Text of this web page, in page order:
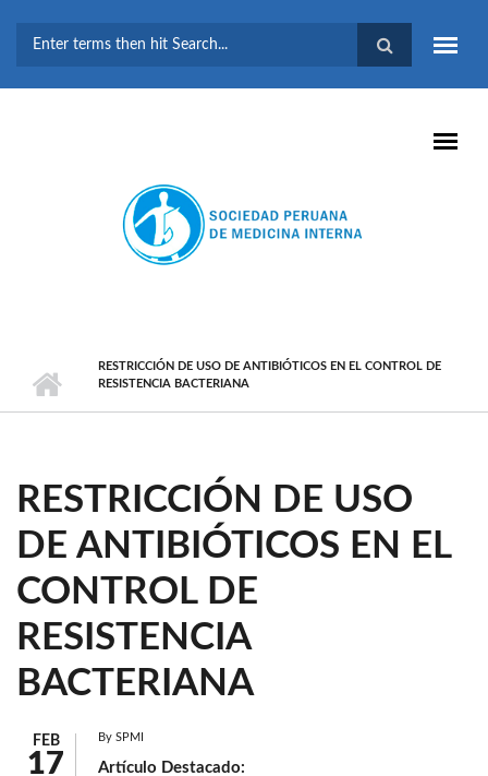
BÚSQUEDA
RESTRICCIÓN DE USO DE ANTIBIÓTICOS EN EL CONTROL DE
RESISTENCIA BACTERIANA
RESTRICCIÓN DE USO
DE ANTIBIÓTICOS EN EL
CONTROL DE
RESISTENCIA
BACTERIANA
FEB
17
By SPMI
Artículo Destacado: